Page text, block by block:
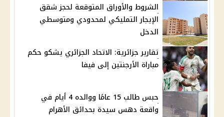
الشروط والأوراق المتوقعة لحجز شقق
الإيجار التمليكي لمحدودي ومتوسطي
الدخل
تقارير جزائرية: الاتحاد الجزائري يشكو حكم
مباراة الأرجنتين إلى فيفا
حبس طالب 15 عامًا ووالده 4 أيام في
واقعة دهس سيدة بحدائق الأهرام